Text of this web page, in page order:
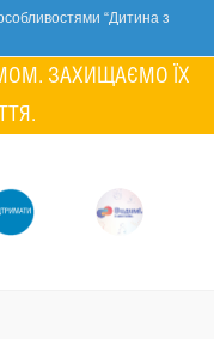
“Дитина з
ЗАХИЩАЄМО ЇХ